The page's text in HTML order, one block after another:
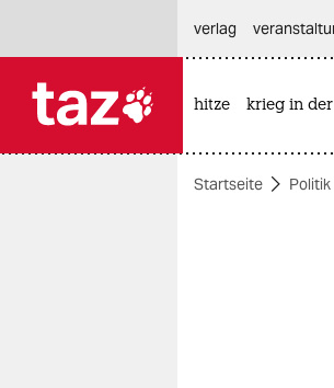
themen
verlag
hitze krieg in
Startseite Politik